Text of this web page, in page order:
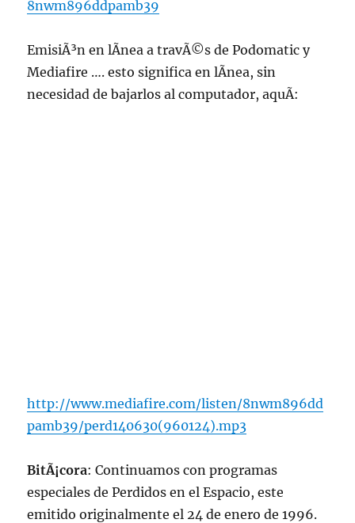
8nwm896ddpamb39
EmisiÃ³n en lÃ­nea a travÃ©s de Podomatic y
Mediafire …. esto significa en lÃ­nea, sin
necesidad de bajarlos al computador, aquÃ­:
http://www.mediafire.com/listen/8nwm896dd
pamb39/perd140630(960124).mp3
BitÃ¡cora: Continuamos con programas
especiales de Perdidos en el Espacio, este
emitido originalmente el 24 de enero de 1996.